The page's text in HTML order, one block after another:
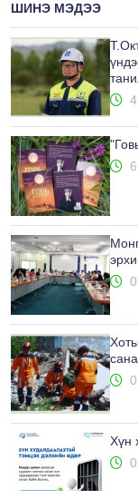
ШИНЭ МЭДЭЭ
сана
Хүн